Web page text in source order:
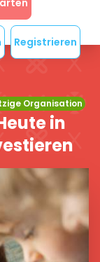
Registrieren
Organisation
in